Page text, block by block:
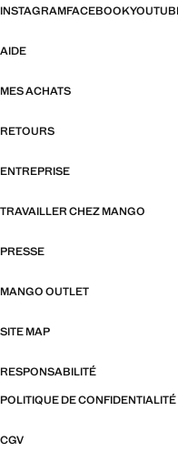
INSTAGRAMFACEBOOK
AIDE
MES ACHATS
RETOURS
ENTREPRISE
TRAVAILLER CHEZ MANGO
PRESSE
MANGO OUTLET
SITE MAP
RESPONSABILITÉ
POLITIQUE DE
CGV